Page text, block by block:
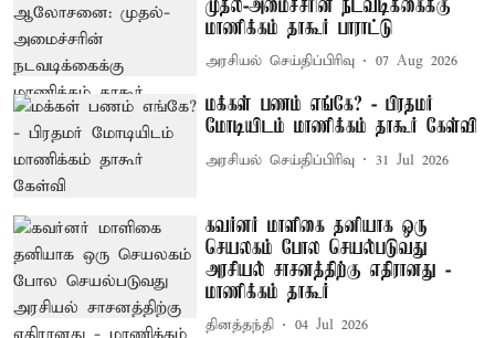
முதல்-அமைச்சரின் நடவடிக்கைக்கு
மாணிக்கம் தாகூர் பாராட்டு
அரசியல் செய்திப்பிரிவு 07 Aug 2026
மக்கள் பணம் எங்கே? - பிரதமர்
மோடியிடம் மாணிக்கம் தாகூர் கேள்வி
அரசியல் செய்திப்பிரிவு 31 Jul 2026
கவர்னர் மாளிகை தனியாக ஒரு
செயலகம் போல செயல்படுவது
அரசியல் சாசனத்திற்கு எதிரானது -
மாணிக்கம் தாகூர்
தினத்தந்தி 04 Jul 2026